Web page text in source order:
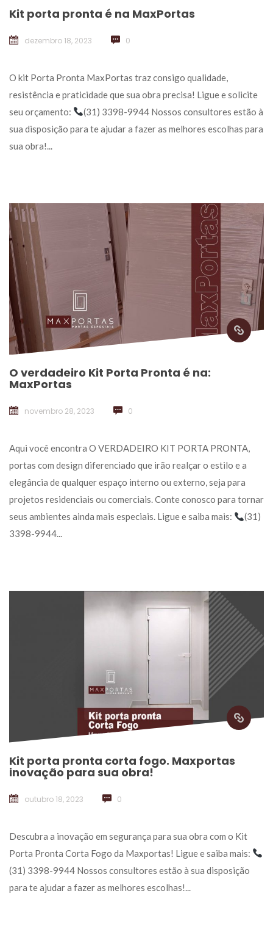
Kit porta pronta é na MaxPorta
dezembro 18, 2023 0
O kit Porta Pronta MaxPortas traz consigo qualidade,
resistência e praticidade que sua obra precisa! Ligue e solicite
eu orçamento:
(31) 3398-9944 Nossos consultores estão à
ua disposição para te ajudar a fazer as melhores escolhas para
ua obra!...
O verdadeiro Kit Porta Pronta é na:
MaxPorta
novembro 28, 2023 0
Aqui você encontra O VERDADEIRO KIT PORTA PRONTA,
portas com design diferenciado que irão realçar o estilo e a
elegância de qualquer espaço interno ou externo, seja para
projetos residenciais ou comerciais. Conte conosco para tornar
eus ambientes ainda mais especiais. Ligue e saiba mais:
(31)
3398-9944...
Kit porta pronta corta fogo. Maxportas
inovação para sua obra!
outubro 18, 2023 0
Descubra a inovação em segurança para sua obra com o Kit
Porta Pronta Corta Fogo da Maxportas! Ligue e saiba mais:
(31) 3398-9944 Nossos consultores estão à sua disposição
para te ajudar a fazer as melhores escolhas!...